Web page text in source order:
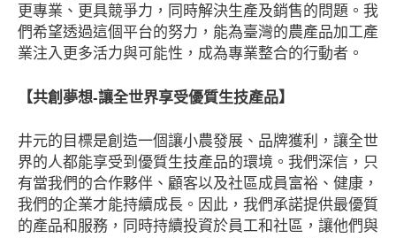
更專業、更具競爭力，同時解決生產及銷售的問題。我
們希望透過這個平台的努力，能為臺灣的農產品加工產
業注入更多活力與可能性，成為專業整合的行動者。
【共創夢想-讓全世界享受優質生技產品】
井元的目標是創造一個讓小農發展、品牌獲利，讓全世
界的人都能享受到優質生技產品的環境。我們深信，只
有當我們的合作夥伴、顧客以及社區成員富裕、健康，
我們的企業才能持續成長。因此，我們承諾提供最優質
的產品和服務，同時持續投資於員工和社區，讓他們與